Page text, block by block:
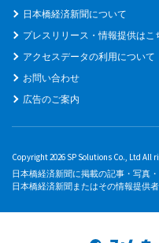
日本橋経済新聞について
プレスリリース・情報提供はこ
アクセスデータの利用について
お問い合わせ
広告のご案内
Copyright 2026 SP Solutions Co., Ltd All
日本橋経済新聞に掲載の記事・写真
日本橋経済新聞またはその情報提供者